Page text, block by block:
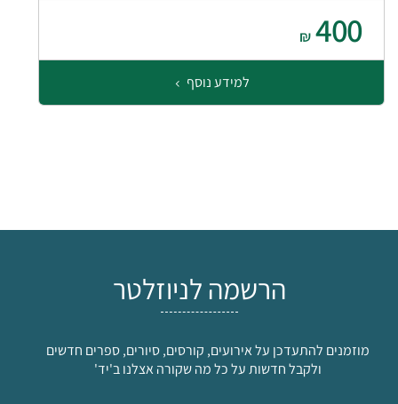
400
₪
למידע נוסף
הרשמה לניוזלטר
מוזמנים להתעדכן על אירועים, קורסים, סיורים, ספרים חדשים
ולקבל חדשות על כל מה שקורה אצלנו ב'יד'